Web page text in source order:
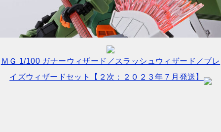
ＭＧ 1/100 ガナーウィザード／スラッシュウィザード／ブレ
イズウィザードセット【２次：２０２３年７月発送】